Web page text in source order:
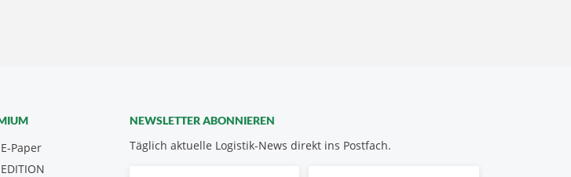
NEWSLETTER ABONNIEREN
Täglich aktuelle Logistik-News direkt ins Postfach.
Paper